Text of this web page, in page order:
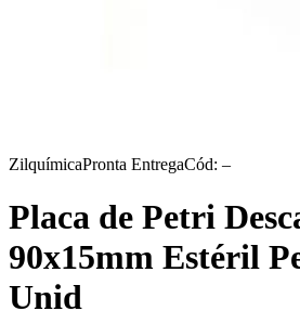
ZilquímicaPronta EntregaCód: –
Placa de Petri
90x15mm Estéril
Unid